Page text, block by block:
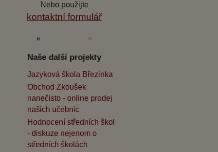
Nebo použijte
kontaktní formulář
Naše další projekty
Jazyková škola Březinka
Obchod Zkoušek
nanečisto - online prodej
našich učebnic
Hodnocení středních škol
- diskuze nejenom o
středních školách